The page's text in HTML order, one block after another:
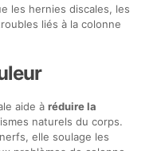
les hernies discales, les
liés à la colonne
aide à réduire la
naturels du corps.
elle soulage les